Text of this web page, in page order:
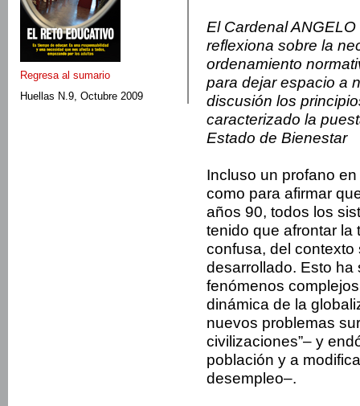
Regresa al sumario
Huellas N.9, Octubre 2009
El Cardenal
reflexiona sobre la
ordenamiento
para dejar espacio a
discusión los
caracterizado la
Estado de Bienestar
Incluso un profano
como para afirmar
años 90, todos los
tenido que afrontar la
confusa, del
desarrollado. Esto
fenómenos
dinámica de la
nuevos problemas
civilizaciones”– y
población y a
desempleo–.